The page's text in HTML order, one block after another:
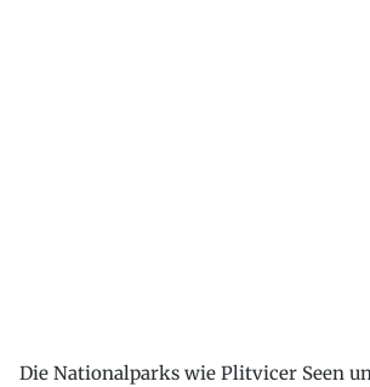
Die Nationalparks wie Plitvicer Seen